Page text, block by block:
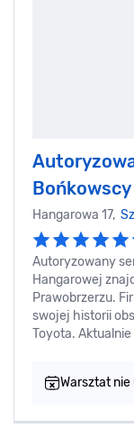
Hangarowa 17,
Autoryzowany
Hangarowej
Prawobrzerzu.
swojej historii
Toyota.
Warsztat